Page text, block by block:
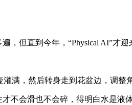
但直到今年，“Physical AI”才迎
满，然后转身走到花盆边，调整
不会滑也不会碎，得明白水是